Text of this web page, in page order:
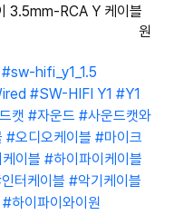
3.5mm-RCA Y 케이블
원
#sw-hifi_y1_1.5
#SW-HIFI Y1 #Y1
캣 #자운드 #사운드캣와
#오디오케이블 #마이크
이블 #하이파이케이블
터케이블 #악기케이블
#하이파이와이원